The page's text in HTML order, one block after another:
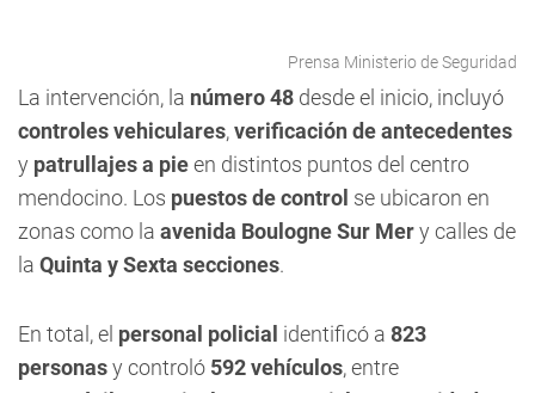
Prensa Ministerio de Seguridad
La intervención, la número 48 desde el inicio, incluyó
controles vehiculares,verificación de antecedentes
y patrullajes a pieen distintos puntos del centro
mendocino. Los puestos de control se ubicaron en
zonas como la avenida Boulogne Sur Mery calles de
la Quinta y Sexta secciones.
En total, el personal policial identificó a 823
personasy controló 592 vehículos, entre